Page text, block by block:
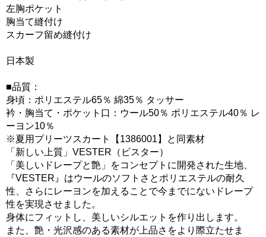
左胸ポケット
胸当て縫付け
スカーフ留め縫付け
日本製
■品質：
身頃：ポリエステル65％ 綿35％ タッサー
衿・胸当て・ポケット口：ウール50％ ポリエステル40％ レ
ーヨン10％
※夏用プリーツスカート【1386001】と同素材
「新しい上質」VESTER（ビスター）
「美しいドレープと艶」をコンセプトに開発された生地、
『VESTER』はウールのソフトさとポリエステルの耐久
性、さらにレーヨンを加えることで今までにないドレープ
性を実現させました。
身体にフィットし、美しいシルエットを作り出します。
また、艶・光沢感のある素材が上品さをより際立たせま